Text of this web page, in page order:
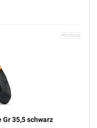
35,5 schwarz